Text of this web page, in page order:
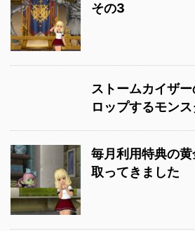
その3
ストームカイザ
ロップするモン
毎月利用特典の
取ってきました